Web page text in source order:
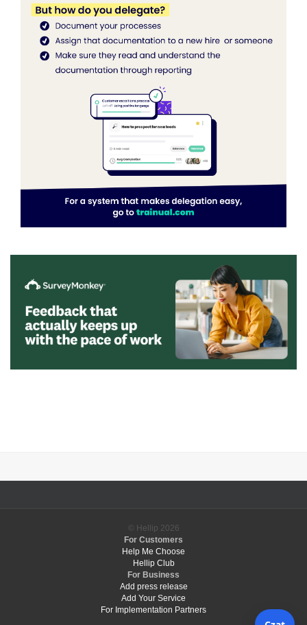
© Hellip 2026
For Customers
Help Me Choose
Hellip Club
For Business
Add press release
Add Your Service
For Implementation Partners